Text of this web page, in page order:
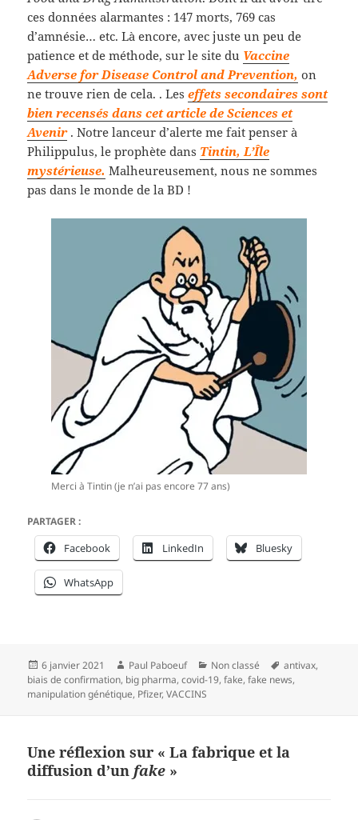
ces données alarmantes : 147 morts, 769 cas
d’amnésie… etc. Là encore, avec juste un peu de
patience et de méthode, sur le site du Vaccine
Adverse for Disease Control and Prevention, on
ne trouve rien de cela. . Leseffets secondaires sont
bien recensés dans cet article de Sciences et
Avenir. Notre lanceur d’alerte me fait penser à
Philippulus, le prophète dans Tintin, L’Île
mystérieuse. Malheureusement, nous ne sommes
pas dans le monde de la BD !
Merci à Tintin (je n’ai pas encore 77 ans)
PARTAGER :
Facebook LinkedIn Bluesky
WhatsApp
Publié
le
6 janvier 2021 Auteur
Paul Paboeuf Catégories
Non classé
Mots-
clés
antivax,
biais de confirmation, big pharma,covid-19,fake,fake news,
manipulation génétique, Pfizer,VACCINS
Une réflexion sur « La fabrique et la
diffusion d’unfake »